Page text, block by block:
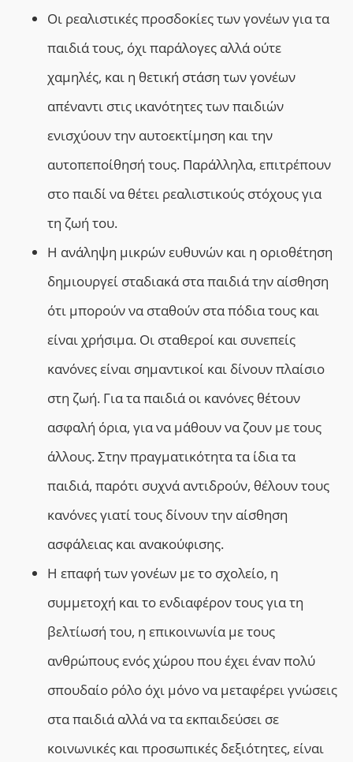
Οι ρεαλιστικές προσδοκίες των γονέων για τα
παιδιά τους, όχι παράλογες αλλά ούτε
χαμηλές, και η θετική στάση των γονέων
απέναντι στις ικανότητες των παιδιών
ενισχύουν την αυτοεκτίμηση και την
αυτοπεποίθησή τους. Παράλληλα, επιτρέπουν
στο παιδί να θέτει ρεαλιστικούς στόχους για
τη ζωή του.
Η ανάληψη μικρών ευθυνών και η οριοθέτηση
δημιουργεί σταδιακά στα παιδιά την αίσθηση
ότι μπορούν να σταθούν στα πόδια τους και
είναι χρήσιμα. Οι σταθεροί και συνεπείς
κανόνες είναι σημαντικοί και δίνουν πλαίσιο
στη ζωή. Για τα παιδιά οι κανόνες θέτουν
ασφαλή όρια, για να μάθουν να ζουν με τους
άλλους. Στην πραγματικότητα τα ίδια τα
παιδιά, παρότι συχνά αντιδρούν, θέλουν τους
κανόνες γιατί τους δίνουν την αίσθηση
ασφάλειας και ανακούφισης.
Η επαφή των γονέων με το σχολείο, η
συμμετοχή και το ενδιαφέρον τους για τη
βελτίωσή του, η επικοινωνία με τους
ανθρώπους ενός χώρου που έχει έναν πολύ
σπουδαίο ρόλο όχι μόνο να μεταφέρει γνώσεις
στα παιδιά αλλά να τα εκπαιδεύσει σε
κοινωνικές και προσωπικές δεξιότητες, είναι